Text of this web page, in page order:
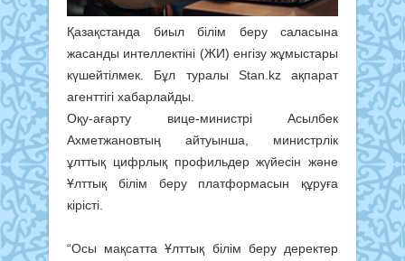
Қазақстанда биыл білім беру саласына
жасанды интеллектіні (ЖИ) енгізу жұмыстары
күшейтілмек. Бұл туралы Stan.kz ақпарат
агенттігі хабарлайды.
Оқу-ағарту вице-министрі Асылбек
Ахметжановтың айтуынша, министрлік
ұлттық цифрлық профильдер жүйесін және
Ұлттық білім беру платформасын құруға
кірісті.
“Осы мақсатта Ұлттық білім беру деректер